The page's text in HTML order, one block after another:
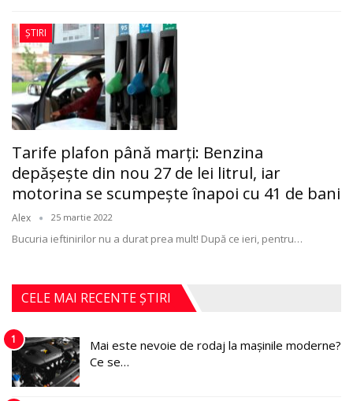
ȘTIRI
Tarife plafon până marţi: Benzina
depăşeşte din nou 27 de lei litrul, iar
motorina se scumpeşte înapoi cu 41 de bani
Alex 25 martie 2022
Bucuria ieftinirilor nu a durat prea mult! După ce ieri, pentru…
CELE MAI RECENTE ȘTIRI
1
Mai este nevoie de rodaj la mașinile moderne?
Ce se…